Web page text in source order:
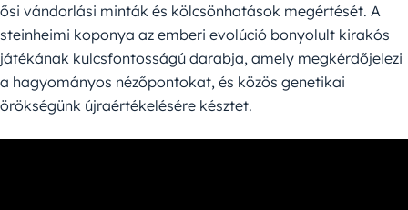
ősi vándorlási minták és kölcsönhatások megértését. A
steinheimi koponya az emberi evolúció bonyolult kirakós
játékának kulcsfontosságú darabja, amely megkérdőjelezi
a hagyományos nézőpontokat, és közös genetikai
örökségünk újraértékelésére késztet.